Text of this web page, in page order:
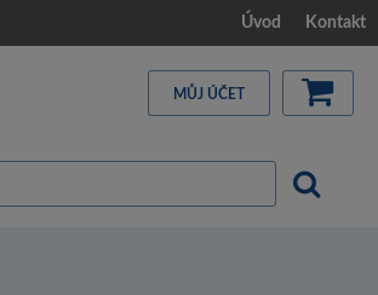
Úvod Kontakt
MŮJ ÚČET